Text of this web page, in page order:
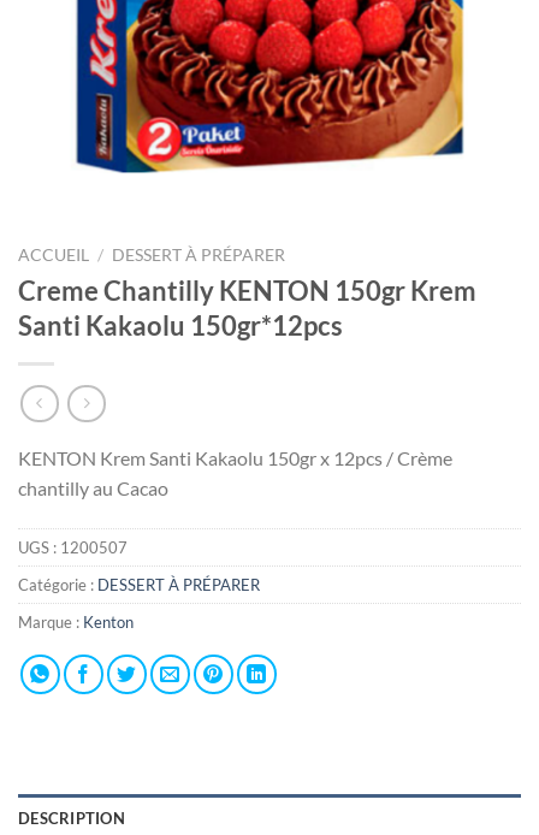
ACCUEIL / DESSERT À PRÉPARER
Creme Chantilly KENTON 150gr Krem
Santi Kakaolu 150gr*12pcs
KENTON Krem Santi Kakaolu 150gr x 12pcs / Crème
chantilly au Cacao
UGS : 1200507
Catégorie : DESSERT À PRÉPARER
Marque : Kenton
DESCRIPTION